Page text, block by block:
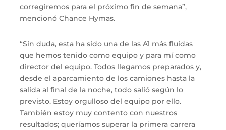
corregiremos para el próximo fin de semana”,
mencionó Chance Hymas.
“Sin duda, esta ha sido una de las A1 más fluidas
que hemos tenido como equipo y para mí como
director del equipo. Todos llegamos preparados y,
desde el aparcamiento de los camiones hasta la
salida al final de la noche, todo salió según lo
previsto. Estoy orgulloso del equipo por ello.
También estoy muy contento con nuestros
resultados; queríamos superar la primera carrera